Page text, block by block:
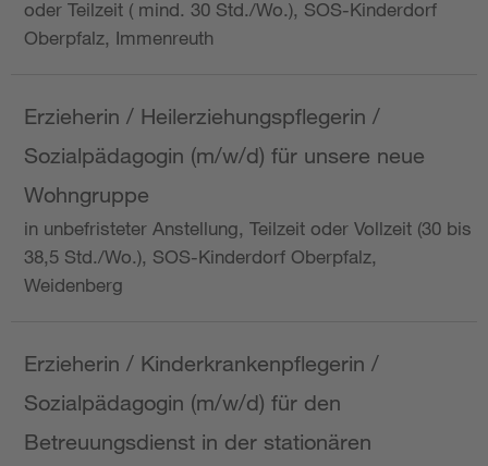
oder Teilzeit ( mind. 30 Std./Wo.), SOS-Kinderdorf
Oberpfalz, Immenreuth
Erzieherin / Heilerziehungspflegerin /
Sozialpädagogin (m/w/d) für unsere neue
Wohngruppe
in unbefristeter Anstellung, Teilzeit oder Vollzeit (30 bis
38,5 Std./Wo.), SOS-Kinderdorf Oberpfalz,
Weidenberg
Erzieherin / Kinderkrankenpflegerin /
Sozialpädagogin (m/w/d) für den
Betreuungsdienst in der stationären